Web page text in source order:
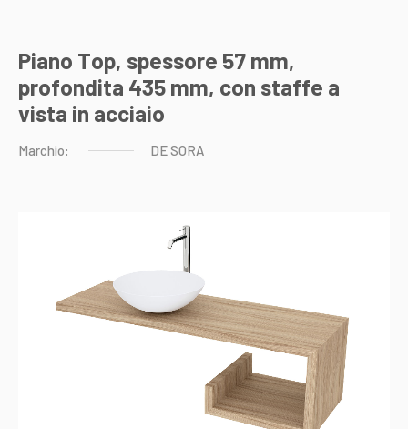
Piano Top, spessore 57 mm,
profondita 435 mm, con staffe a
vista in acciaio
Marchio: DESORA